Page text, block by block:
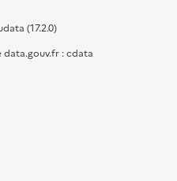
(17.2.0)
: cdata